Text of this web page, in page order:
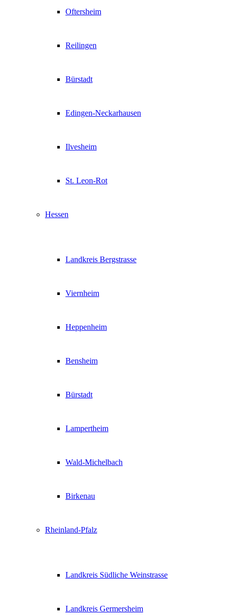
Oftersheim
Reilingen
Bürstadt
Edingen-Neckarhausen
Ilvesheim
St. Leon-Rot
Hessen
Landkreis Bergstrasse
Viernheim
Heppenheim
Bensheim
Bürstadt
Lampertheim
Wald-Michelbach
Birkenau
Rheinland-Pfalz
Landkreis Südliche Weinstrasse
Landkreis Germersheim